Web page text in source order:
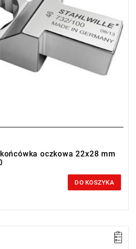
oczkowa 22x28 mm
DO KOSZYKA